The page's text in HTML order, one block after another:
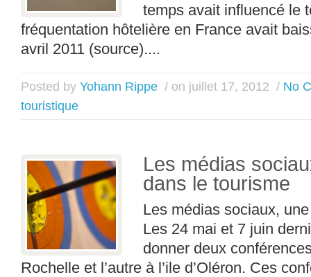
temps avait influencé le
fréquentation hôtelière en France avait
avril 2011 (source)....
Posted by Yohann Rippe / on juillet 17, 2012 / No
touristique
Les médias
dans le tourisme
Les médias sociaux,
Les 24 mai et 7 juin
donner deux
Rochelle et l’autre à l’ile d’Oléron. Ces